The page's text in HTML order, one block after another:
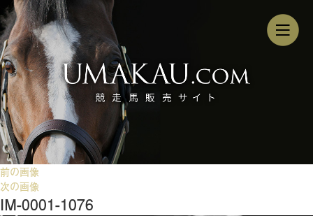
前の画像
次の画像
IM-0001-1076